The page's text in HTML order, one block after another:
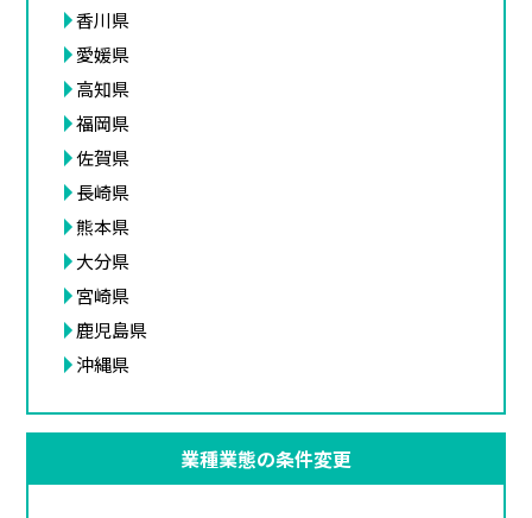
香川県
愛媛県
高知県
福岡県
佐賀県
長崎県
熊本県
大分県
宮崎県
鹿児島県
沖縄県
業種業態の条件変更